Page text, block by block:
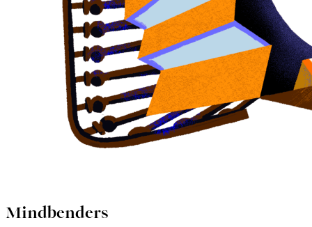
Mindbenders